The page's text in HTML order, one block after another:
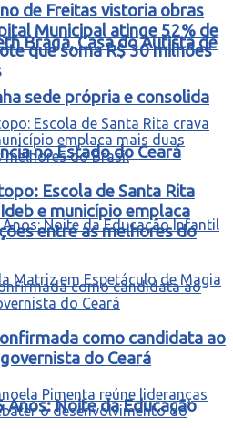
Braga, Casa do Autista de
sede própria e consolida
no Estado do Ceará
Anos: Noite da Educação
de Freitas vistoria obras
Municipal atinge 52% de
que soma R$ 30 milhões
Escola de Santa Rita
e município emplaca
entre as melhores do
como candidata ao
do Ceará